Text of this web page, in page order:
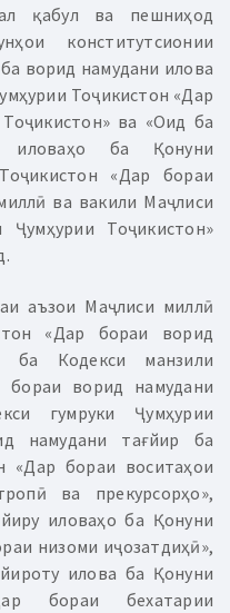
қабул ва пешниҳод
конститутсионии
ворид намудани илова
Тоҷикистон «Дар
ва «Оид ба
иловаҳо ба Қонуни
«Дар бораи
ва вакили Маҷлиси
Тоҷикистон»
аъзои Маҷлиси миллӣ
«Дар бораи ворид
ба Кодекси манзили
бораи ворид намудани
гумруки Ҷумҳурии
намудани тағйир ба
«Дар бораи воситаҳои
ва прекурсорҳо»,
иловаҳо ба Қонуни
низоми иҷозатдиҳӣ»,
илова ба Қонуни
бораи бехатарии